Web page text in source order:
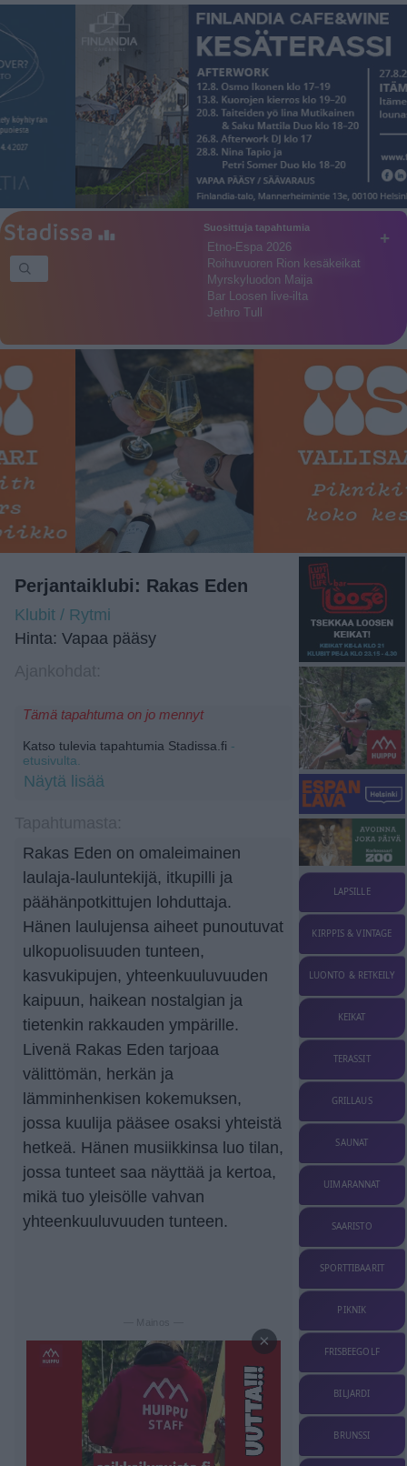
+
Suosittuja tapahtumia
Etno-Espa 2026
Roihuvuoren Rion kesäkeikat
Myrskyluodon Maija
Bar Loosen live-ilta
Jethro Tull
Perjantaiklubi: Rakas Eden
Klubit / Rytmi
Hinta: Vapaa pääsy
Tämä tapahtuma on jo mennyt
Katso tulevia tapahtumia Stadissa.fi -
etusivulta.
Näytä lisää
Rakas Eden on omaleimainen
laulaja-lauluntekijä, itkupilli ja
päähänpotkittujen lohduttaja.
Hänen laulujensa aiheet punoutuvat
ulkopuolisuuden tunteen,
kasvukipujen, yhteenkuuluvuuden
kaipuun, haikean nostalgian ja
tietenkin rakkauden ympärille.
Livenä Rakas Eden tarjoaa
välittömän, herkän ja
lämminhenkisen kokemuksen,
jossa kuulija pääsee osaksi yhteistä
hetkeä. Hänen musiikkinsa luo tilan,
jossa tunteet saa näyttää ja kertoa,
mikä tuo yleisölle vahvan
yhteenkuuluvuuden tunteen.
— Mainos —
×
LAPSILLE
KIRPPIS & VINTAGE
LUONTO & RETKEILY
KEIKAT
TERASSIT
GRILLAUS
SAUNAT
UIMARANNAT
SAARISTO
SPORTTIBAARIT
PIKNIK
FRISBEEGOLF
BILJARDI
BRUNSSI